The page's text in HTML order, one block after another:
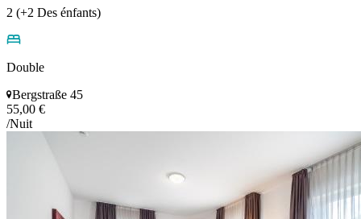
2 (+2 Des énfants)
Double
Bergstraße 45
55,00 €
/Nuit